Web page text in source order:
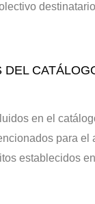
DEL
en el
para el
establecidos